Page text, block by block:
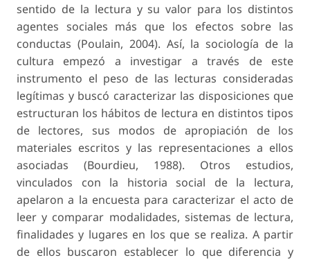
sentido de la lectura y su valor para los distintos
agentes sociales más que los efectos sobre las
conductas (Poulain, 2004). Así, la sociología de la
cultura empezó a investigar a través de este
instrumento el peso de las lecturas consideradas
legítimas y buscó caracterizar las disposiciones que
estructuran los hábitos de lectura en distintos tipos
de lectores, sus modos de apropiación de los
materiales escritos y las representaciones a ellos
asociadas (Bourdieu, 1988). Otros estudios,
vinculados con la historia social de la lectura,
apelaron a la encuesta para caracterizar el acto de
leer y comparar modalidades, sistemas de lectura,
finalidades y lugares en los que se realiza. A partir
de ellos buscaron establecer lo que diferencia y